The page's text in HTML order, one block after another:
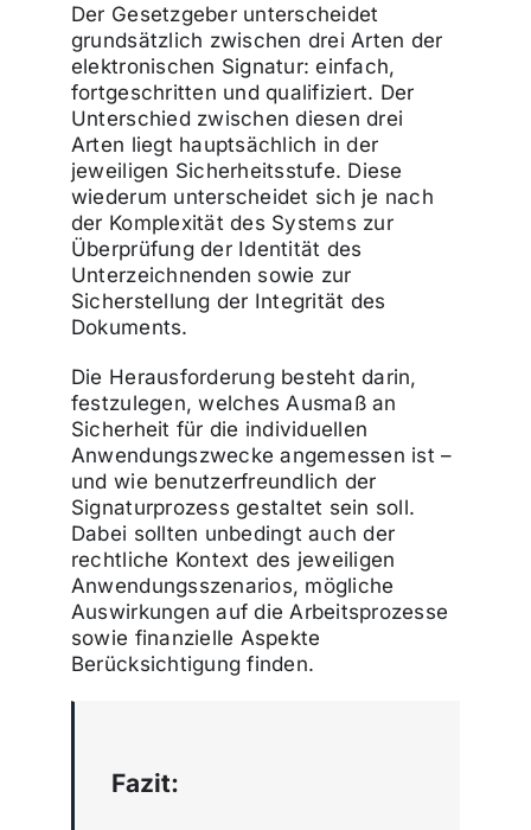
Der Gesetzgeber unterscheidet
grundsätzlich zwischen drei Arten der
elektronischen Signatur: einfach,
fortgeschritten und qualifiziert. Der
Unterschied zwischen diesen drei
Arten liegt hauptsächlich in der
jeweiligen Sicherheitsstufe. Diese
wiederum unterscheidet sich je nach
der Komplexität des Systems zur
Überprüfung der Identität des
Unterzeichnenden sowie zur
Sicherstellung der Integrität des
Dokuments.
Die Herausforderung besteht darin,
festzulegen, welches Ausmaß an
Sicherheit für die individuellen
Anwendungszwecke angemessen ist –
und wie benutzerfreundlich der
Signaturprozess gestaltet sein soll.
Dabei sollten unbedingt auch der
rechtliche Kontext des jeweiligen
Anwendungsszenarios, mögliche
Auswirkungen auf die Arbeitsprozesse
sowie finanzielle Aspekte
Berücksichtigung finden.
Fazit: